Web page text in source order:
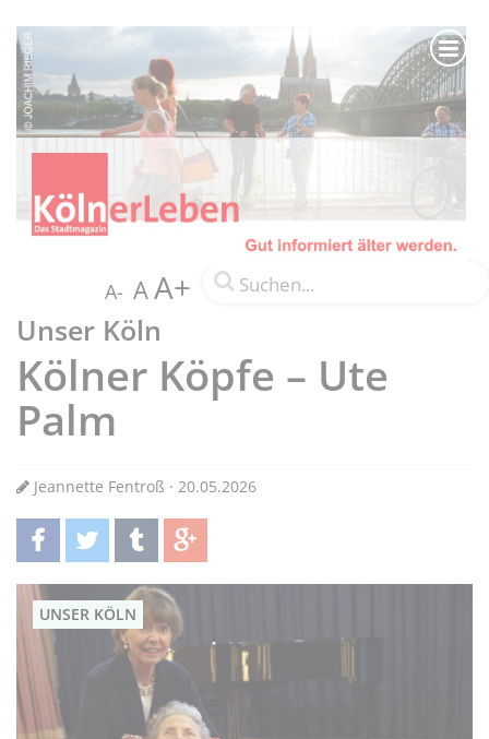
A- AA+
Unser Köln
Kölner Köpfe – Ute
Palm
Jeannette Fentroß · 20.05.2026
teilentwittern teilen teilen
UNSER KÖLN